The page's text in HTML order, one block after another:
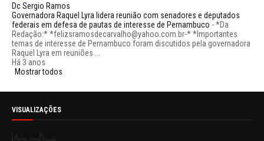
Dc Sergio Ramos
Governadora Raquel Lyra lidera reunião com senadores e deputados
federais em defesa de pautas de interesse de Pernambuco -*Da
Redação:* *felizsramosdecarvalho@yahoo.com.br-* *Importantes
temas de interesse de Pernambuco foram discutidos pela governadora
Raquel Lyra em reuniões ...
Há 3 anos
Mostrar todos
VISUALIZAÇÕES